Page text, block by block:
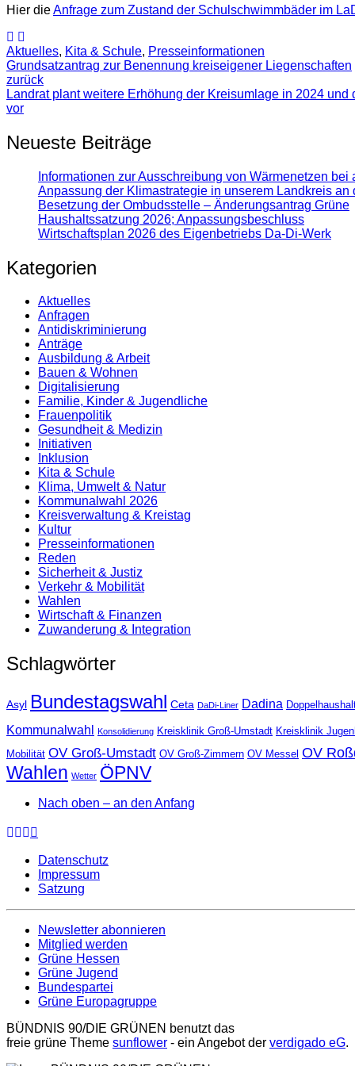
Hier dieAnfrage zum Zustand der Schulschwimmbäder im
Aktuelles, Kita & Schule, Presse­informationen
Grundsatzantrag zur Benennung kreiseigener Liegenschaften
zurück
Landrat plant weitere Erhöhung der Kreisumlage in 2024 und
vor
Neueste Beiträge
Informationen zur Ausschreibung von Wärmenetzen
Anpassung der Klimastrategie in unserem Landkreis
Besetzung der Ombudsstelle – Änderungsantrag Grüne
Haushaltssatzung 2026; Anpassungsbeschluss
Wirtschaftsplan 2026 des Eigenbetriebs Da-Di-Werk
Kategorien
Aktuelles
Anfragen
Antidiskrimi­nierung
Anträge
Ausbildung & Arbeit
Bauen & Wohnen
Digitalisierung
Familie, Kinder & Jugendliche
Frauenpolitik
Gesundheit & Medizin
Initiativen
Inklusion
Kita & Schule
Klima, Umwelt & Natur
Kommunalwahl 2026
Kreisverwaltung & Kreistag
Kultur
Presse­informationen
Reden
Sicherheit & Justiz
Verkehr & Mobilität
Wahlen
Wirtschaft & Finanzen
Zuwanderung & Integration
Schlagwörter
Asyl Bundestagswahl Ceta DaDi-Liner Dadina
Kommunalwahl Konsolidierung Kreisklinik Groß-Umstadt Kreisklinik
Mobilität OV Groß-Umstadt OV Groß-Zimmern OV Messel OV
Wahlen Wetter ÖPNV
Nach oben – an den Anfang
Datenschutz
Impressum
Satzung
Newsletter abonnieren
Mitglied werden
Grüne Hessen
Grüne Jugend
Bundespartei
Grüne Europagruppe
BÜNDNIS 90/DIE GRÜNEN benutzt das
freie grüne Theme sunflower ‐ ein Angebot der verdigado eG.